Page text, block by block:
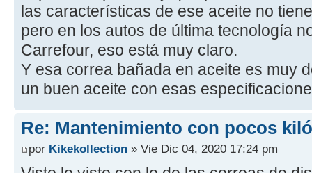
las características de ese aceite no
pero en los autos de última tecnología
Carrefour, eso está muy claro.
Y esa correa bañada en aceite es muy
un buen aceite con esas
Re: Mantenimiento con pocos
por Kikekollection » Vie Dic 04, 2020 17:24 pm